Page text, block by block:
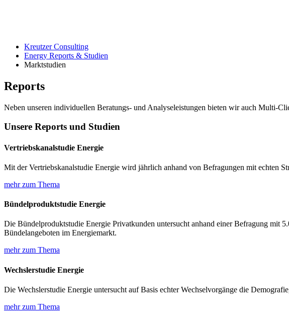
Kreutzer Consulting
Energy Reports & Studien
Marktstudien
Reports
Neben unseren individuellen Beratungs- und Analyseleistungen bieten wir auch Multi-
Unsere Reports und Studien
Vertriebskanalstudie Energie
Mit der Vertriebskanalstudie Energie wird jährlich anhand von Befragungen mit echten
mehr zum Thema
Bündelproduktstudie Energie
Die Bündelproduktstudie Energie Privatkunden untersucht anhand einer Befragung mit
Bündelangeboten im Energiemarkt.
mehr zum Thema
Wechslerstudie Energie
Die Wechslerstudie Energie untersucht auf Basis echter Wechselvorgänge die
mehr zum Thema